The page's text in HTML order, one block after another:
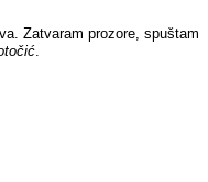
Zatvaram prozore, spuštam
.